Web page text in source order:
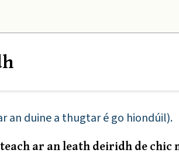
an duine a thugtar é go hiondúil).
ar an leath deiridh de chic